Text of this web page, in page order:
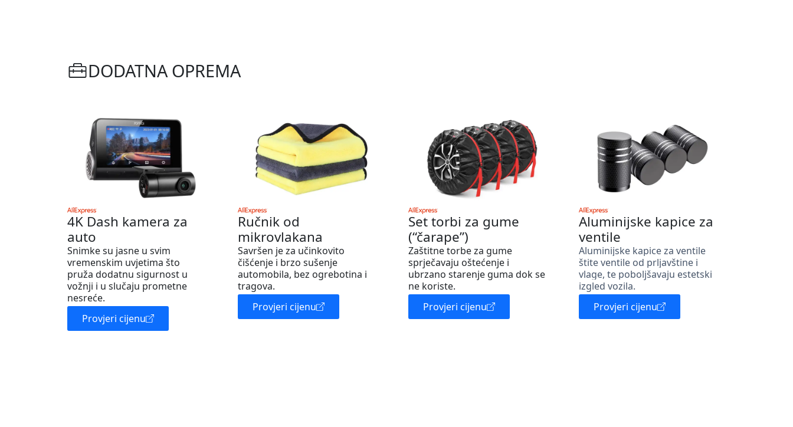
DODATNA OPREMA
4K Dash kamera za
auto
Snimke su jasne u svim
vremenskim uvjetima što
pruža dodatnu sigurnost u
vožnji i u slučaju prometne
nesreće.
Provjeri cijenu
Ručnik od
mikrovlakana
Savršen je za učinkovito
čišćenje i brzo sušenje
automobila, bez ogrebotina i
tragova.
Provjeri cijenu
Set torbi za gume
(“čarape”)
Zaštitne torbe za gume
sprječavaju oštećenje i
ubrzano starenje guma dok se
ne koriste.
Provjeri cijenu
Aluminijske kapice za
ventile
Aluminijske kapice za ventile
štite ventile od prljavštine i
vlage, te poboljšavaju estetski
izgled vozila.
Provjeri cijenu